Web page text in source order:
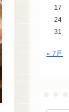
17
24
31
« 7月